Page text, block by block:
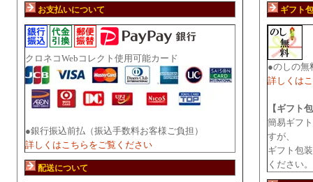
お支払いについて
クロネコWebコレクト使用可能カード
●銀行振込前払（振込手数料お客様ご負担）
詳しくはこちらをご覧ください
配送について
ギフト
●のしの無
詳しくは
【ギフト
簡易ギフ
すが、
ギフト包
ください。